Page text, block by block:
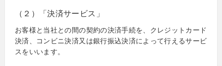
（２）「決済サービス」
お客様と当社との間の契約の決済手続を、クレジットカード
決済、コンビニ決済又は銀行振込決済によって行えるサービ
スをいいます。